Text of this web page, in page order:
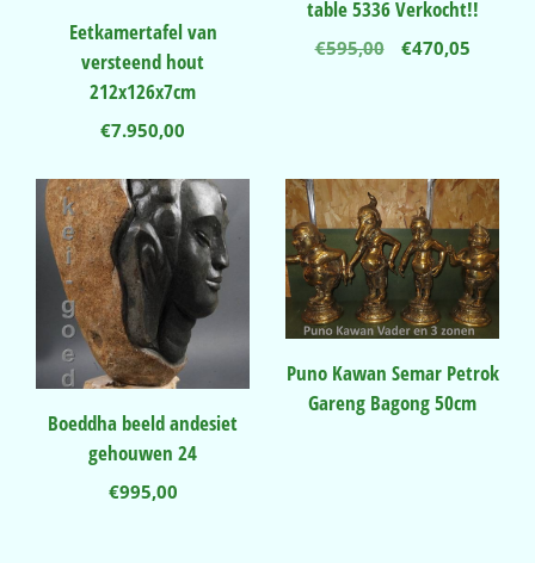
Eetkamertafel van
versteend hout
212x126x7cm
€7.950,00
table 5336 Verkocht!!
€595,00 €470,05
Boeddha beeld andesiet
gehouwen 24
€995,00
Puno Kawan Semar Petrok
Gareng Bagong 50cm